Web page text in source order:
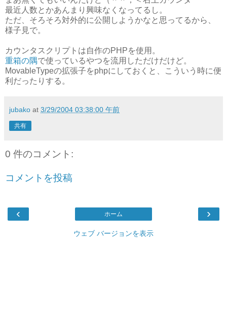
最近人数とかあんまり興味なくなってるし。
ただ、そろそろ対外的に公開しようかなと思ってるから、
様子見で。
カウンタスクリプトは自作のPHPを使用。
重箱の隅で使っているやつを流用しただけだけど。
MovableTypeの拡張子をphpにしておくと、こういう時に便
利だったりする。
jubako at 3/29/2004 03:38:00 午前
共有
0 件のコメント:
コメントを投稿
‹ ›
ホーム
ウェブ バージョンを表示